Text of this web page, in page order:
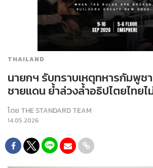
THAILAND
นายกฯ รับทราบเหตุทหารกัมพูช
ชายแดน ย้ำล่วงล้ำอธิปไตยไทยไ
โดย THE STANDARD TEAM
14.05.2026